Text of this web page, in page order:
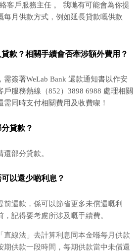
客戶服務主任 。 我哋有可能會為你提
每月供款方式，例如延長貸款嘅供款
款？相關手續會否牽涉額外費用？
簽署WeLab Bank 還款通知書以作安
服務熱線（852）3898 6988 處理相關
同時支付相關費用及收費㗎！
貸款？
部分貸款。
以還少啲利息？
前還款，係可以節省更多未償還嘅利
記得要考慮所涉及嘅手續費。
直線法」去計算利息同本金喺每月供款
期供款一段時間，每期供款當中未償還